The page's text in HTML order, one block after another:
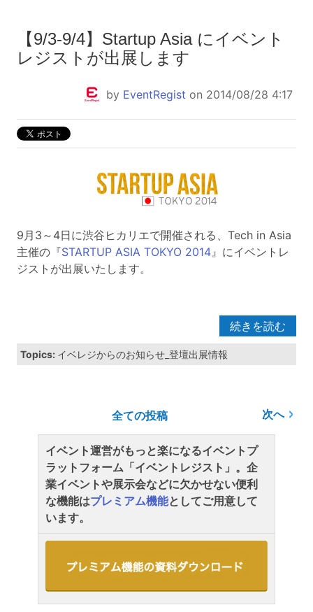
【9/3-9/4】Startup Asia にイベント
レジストが出展します
by EventRegist on 2014/08/28 4:17
9月3～4日に渋谷ヒカリエで開催される、Tech in Asia
主催の『STARTUP ASIA TOKYO 2014 』にイベントレ
ジストが出展いたします。
続きを読む
Topics: イベレジからのお知らせ_登壇出展情報
全ての投稿 次へ
イベント運営がもっと楽になるイベントプ
ラットフォーム「イベントレジスト」。企
業イベントや展示会などに欠かせない便利
な機能はプレミアム機能としてご用意して
います。